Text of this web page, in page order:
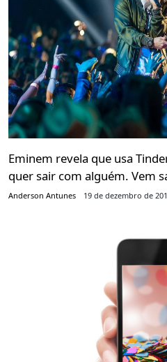
Eminem revela que usa
quer sair com alguém. Vem
Anderson Antunes 19 de dezembro de